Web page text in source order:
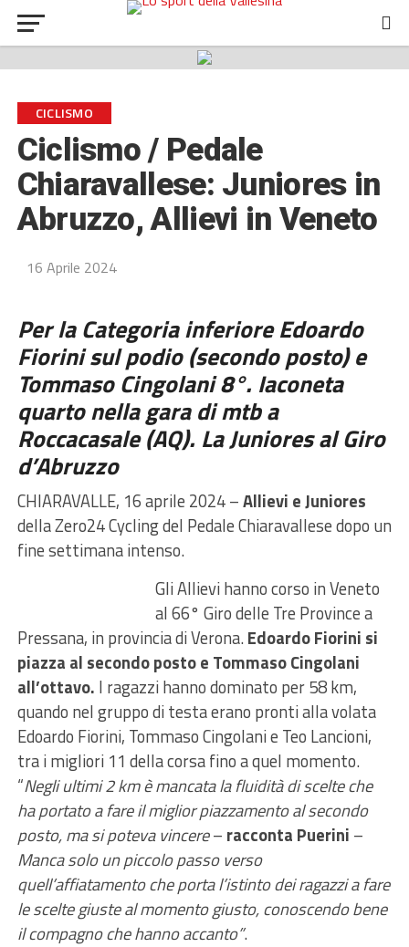
CICLISMO
Ciclismo / Pedale
Chiaravallese: Juniores in
Abruzzo, Allievi in Veneto
16 Aprile 2024
Per la Categoria inferiore Edoardo
Fiorini sul podio (secondo posto) e
Tommaso Cingolani 8°. Iaconeta
quarto nella gara di mtb a
Roccacasale (AQ). La Juniores al Giro
d’Abruzzo
CHIARAVALLE, 16 aprile 2024 –Allievi e Juniores
della Zero24 Cycling del Pedale Chiaravallese dopo un
fine settimana intenso.
Gli Allievi hanno corso in Veneto
al 66° Giro delle Tre Province a
Pressana, in provincia di Verona.Edoardo Fiorini si
piazza al secondo posto e Tommaso Cingolani
all’ottavo. I ragazzi hanno dominato per 58 km,
quando nel gruppo di testa erano pronti alla volata
Edoardo Fiorini, Tommaso Cingolani e Teo Lancioni,
tra i migliori 11 della corsa fino a quel momento.
“Negli ultimi 2 km è mancata la fluidità di scelte che
ha portato a fare il miglior piazzamento al secondo
posto, ma si poteva vincere– racconta Puerini –
Manca solo un piccolo passo verso
quell’affiatamento che porta l’istinto dei ragazzi a fare
le scelte giuste al momento giusto, conoscendo bene
il compagno che hanno accanto”.